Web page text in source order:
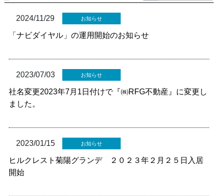
2024/11/29 お知らせ
「ナビダイヤル」の運用開始のお知らせ
2023/07/03 お知らせ
社名変更2023年7月1日付けで『㈱RFG不動産』に変更し
ました。
2023/01/15 お知らせ
ヒルクレスト菊陽グランデ ２０２３年２月２５日入居
開始